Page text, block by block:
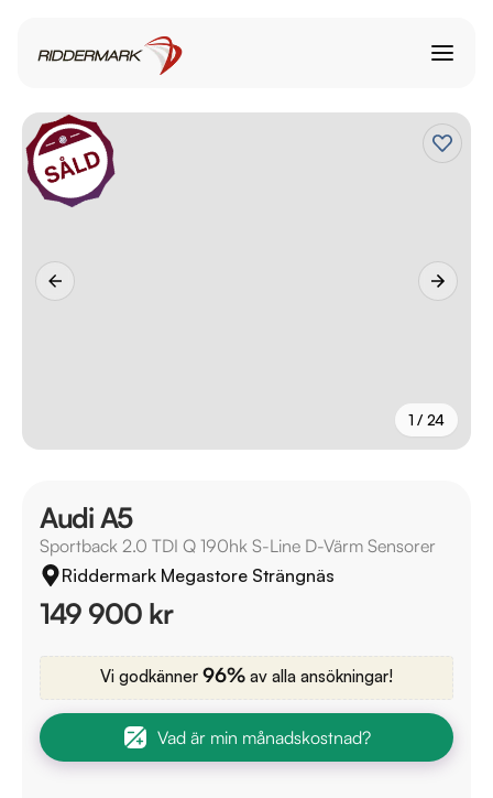
1 / 24
Audi A5
Sportback 2.0 TDI Q 190hk S-Line D-Värm Sensorer
Riddermark Megastore Strängnäs
149 900 kr
Vi godkänner 96% av alla ansökningar!
Vad är min månadskostnad?